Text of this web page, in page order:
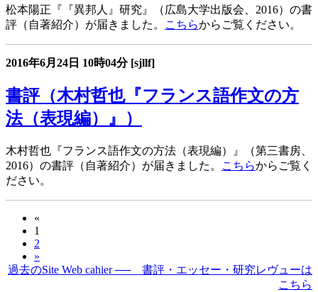
松本陽正『『異邦人』研究』（広島大学出版会、2016）の書
評（自著紹介）が届きました。
こちらからご覧ください。
2016年6月24日 10時04分 [sjllf]
書評（木村哲也『フランス語作文の方
法（表現編）』）
木村哲也『フランス語作文の方法（表現編）』（第三書房、
2016）の書評（自著紹介）が届きました。
こちらからご覧く
ださい。
«
1
2
»
過去のSite Web cahier ── 書評・エッセー・研究レヴューは
こちら